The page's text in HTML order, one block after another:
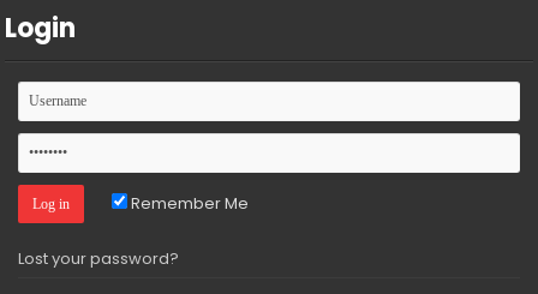
Login
Remember Me
Lost your password?